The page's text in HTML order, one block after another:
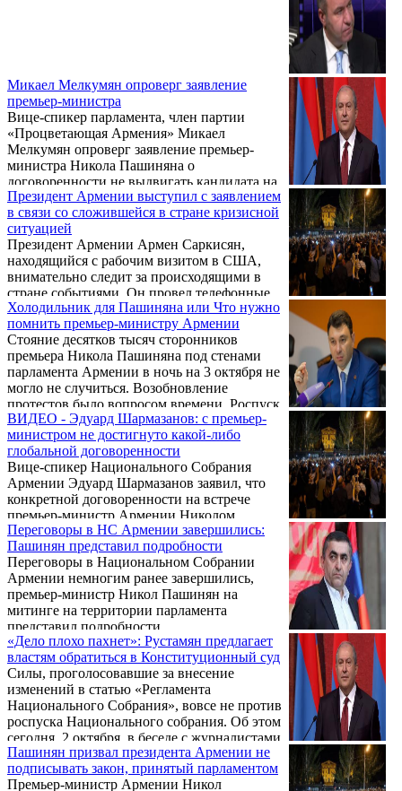
консультироваться и обсуждать… Причем
принципиально консультироваться ...
Микаел Мелкумян опроверг заявление
премьер-министра
Вице-спикер парламента, член партии
«Процветающая Армения» Микаел
Мелкумян опроверг заявление премьер-
министра Никола Пашиняна о
договоренности не выдвигать кандидата на
пост премьера и проведении внеочередных
выборов в декабре.
Президент Армении выступил с заявлением
в связи со сложившейся в стране кризисной
ситуацией
Президент Армении Армен Саркисян,
находящийся с рабочим визитом в США,
внимательно следит за происходящими в
стране событиями. Он провел телефонные
разговоры с премьер-министром Николом
Пашиняном и спикером парламента Ара
Баблояном и обсудил сложившуюся
ситуацию, сообщает пресс-служба
президента.
Холодильник для Пашиняна или Что нужно
помнить премьер-министру Армении
Стояние десятков тысяч сторонников
премьера Никола Пашиняна под стенами
парламента Армении в ночь на 3 октября не
могло не случиться. Возобновление
протестов было вопросом времени. Роспуск
Национального собрания, где из 105
депутатов лишь горстка тех, кто однозначно
за Пашиняна, — необходимое условие
обретения им всех властных рычагов.
ВИДЕО - Эдуард Шармазанов: с премьер-
министром не достигнуто какой-либо
глобальной договоренности
Вице-спикер Национального Собрания
Армении Эдуард Шармазанов заявил, что
конкретной договоренности на встрече
премьер-министр Армении Николом
Пашиняном с представителями
парламентских фракций достигнуто не
было.
Переговоры в НС Армении завершились:
Пашинян представил подробности
Переговоры в Национальном Собрании
Армении немногим ранее завершились,
премьер-министр Никол Пашинян на
митинге на территории парламента
представил подробности.
«Дело плохо пахнет»: Рустамян предлагает
властям обратиться в Конституционный суд
Силы, проголосовавшие за внесение
изменений в статью «Регламента
Национального Собрания», вовсе не против
роспуска Национального собрания. Об этом
сегодня, 2 октября, в беседе с журналистами
сказал глава парламентской фракции АРФ
Дашнакцутюн Армен Рустамян.
Пашинян призвал президента Армении не
подписывать закон, принятый парламентом
Премьер-министр Армении Никол